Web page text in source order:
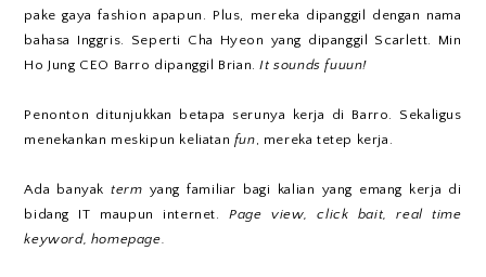
pake gaya fashion apapun. Plus, mereka dipanggil dengan nama
bahasa Inggris. Seperti Cha Hyeon yang dipanggil Scarlett. Min
Ho Jung CEO Barro dipanggil Brian.It sounds fuuun!
Penonton ditunjukkan betapa serunya kerja di Barro. Sekaligus
menekankan meskipun keliatan fun, mereka tetep kerja.
Ada banyakterm yang familiar bagi kalian yang emang kerja di
bidang IT maupun internet.Page view, click bait, real time
keyword, homepage.